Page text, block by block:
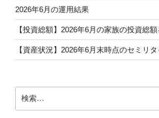
2026年6月の運用結果
【投資総額】2026年6月の家族の投資総
【資産状況】2026年6月末時点のセミリ
索: